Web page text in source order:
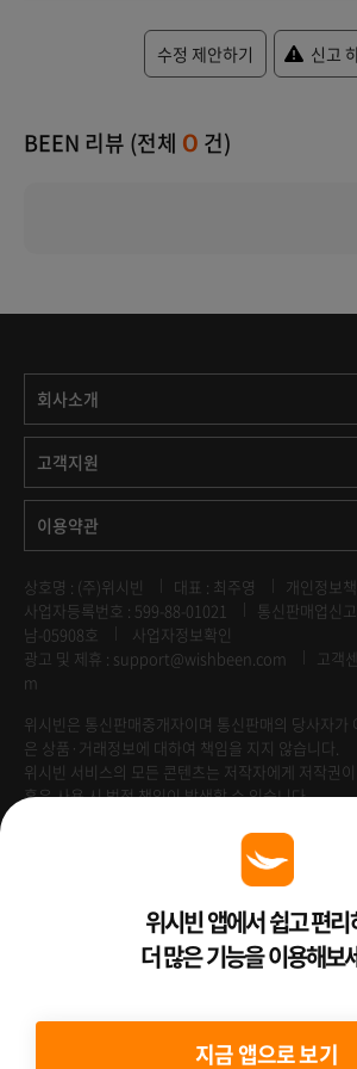
수정 제안하기 신고
BEEN 리뷰 (전체 0 건)
회사소개
고객지원
이용약관
상호명 : (주)위시빈 대표 : 최주영
개인정보
사업자등록번호 : 599-88-01021
통신판매업신
남-05908호
사업자정보확인
광고 및 제휴 : support@wishbeen.com
고객
m
위시빈은 통신판매중개자이며 통신판매의 당사자가
은 상품·거래정보에 대하여 책임을 지지 않습니다.
위시빈 서비스의 모든 콘텐츠는 저작자에게 저작권
혹은 사용 시 법적 책임이 발생할 수 있습니다.
Venture Enterprise위시빈 앱에서 쉽고 편리
더 많은 기능을 이용해보
지금 앱으로 보기